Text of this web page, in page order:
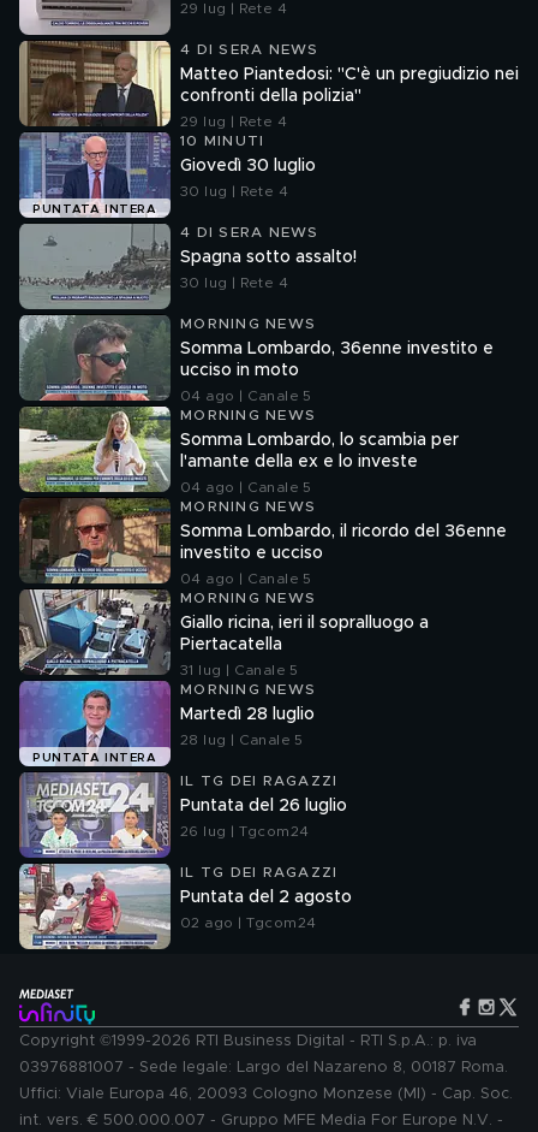
29 lug | Rete 4
4 DI SERA NEWS
Matteo Piantedosi: "C'è un pregiudizio nei
confronti della polizia"
29 lug | Rete 4
PUNTATA INTERA
10 MINUTI
Giovedì 30 luglio
30 lug | Rete 4
4 DI SERA NEWS
Spagna sotto assalto!
30 lug | Rete 4
MORNING NEWS
Somma Lombardo, 36enne investito e
ucciso in moto
04 ago | Canale 5
MORNING NEWS
Somma Lombardo, lo scambia per
l'amante della ex e lo investe
04 ago | Canale 5
MORNING NEWS
Somma Lombardo, il ricordo del 36enne
investito e ucciso
04 ago | Canale 5
MORNING NEWS
Giallo ricina, ieri il sopralluogo a
Piertacatella
31 lug | Canale 5
PUNTATA INTERA
MORNING NEWS
Martedì 28 luglio
28 lug | Canale 5
IL TG DEI RAGAZZI
Puntata del 26 luglio
26 lug | Tgcom24
IL TG DEI RAGAZZI
Puntata del 2 agosto
02 ago | Tgcom24
Copyright ©1999-2026 RTI Business Digital - RTI S.p.A.: p. iva
03976881007 - Sede legale: Largo del Nazareno 8, 00187 Roma.
Uffici: Viale Europa 46, 20093 Cologno Monzese (MI) - Cap. Soc.
int. vers. € 500.000.007 - Gruppo MFE Media For Europe N.V. -